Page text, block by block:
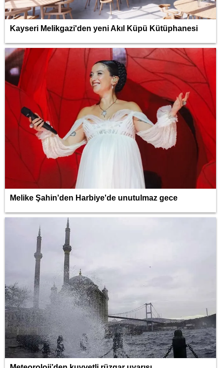
Kayseri Melikgazi'den yeni Akıl Küpü Kütüphanesi
Melike Şahin'den Harbiye'de unutulmaz gece